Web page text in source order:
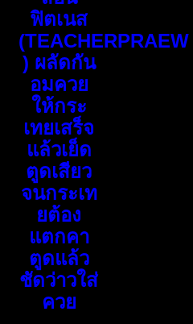
ฟิตเนส
(TEACHERPRAEW
) ผลัดกัน
อมควย
ให้กระ
เทยเสร็จ
แล้วเย็ด
ตูดเสียว
จนกระเท
ยต้อง
แตกคา
ตูดแล้ว
ชัดว่าวใส่
ควย